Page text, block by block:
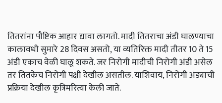
तितरांना पौष्टिक आहार द्यावा लागतो. मादी तितराचा अंडी घालण्याचा
कालावधी सुमारे 28 दिवस असतो, या व्यतिरिक्त मादी तीतर 10 ते 15
अंडी एकाच वेळी घालू शकते. जर निरोगी मादीची निरोगी अंडी असेल
तर तितकेच निरोगी पक्षी देखील असतील. याशिवाय, निरोगी अंड्याची
प्रक्रिया देखील कृत्रिमरित्या केली जाते.